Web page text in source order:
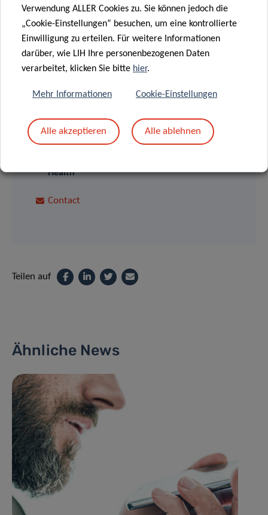
GUY
FAGHERAZZI
Health
Contact
Teilen auf
Ähnliche News
Verwendung ALLER Cookies zu. Sie können jedoch die
„Cookie-Einstellungen“ besuchen, um eine kontrollierte
Einwilligung zu erteilen. Für weitere Informationen
darüber, wie LIH Ihre personenbezogenen Daten
verarbeitet, klicken Sie bitte hier.
Mehr Informationen Cookie-Einstellungen
Alle akzeptieren Alle ablehnen